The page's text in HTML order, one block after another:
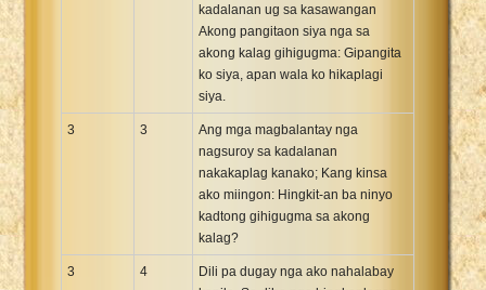
kadalanan ug sa kasawangan
Akong pangitaon siya nga sa
akong kalag gihigugma: Gipangita
ko siya, apan wala ko hikaplagi
siya.
3 3
Ang mga magbalantay nga
nagsuroy sa kadalanan
nakakaplag kanako; Kang kinsa
ako miingon: Hingkit-an ba ninyo
kadtong gihigugma sa akong
kalag?
3 4
Dili pa dugay nga ako nahalabay